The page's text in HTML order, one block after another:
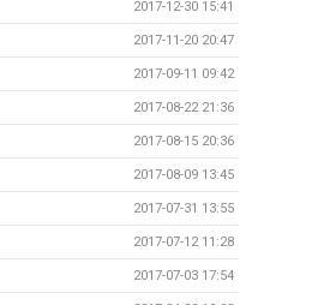
2017-12-30 15:41
2017-11-20 20:47
2017-09-11 09:42
2017-08-22 21:36
2017-08-15 20:36
2017-08-09 13:45
2017-07-31 13:55
2017-07-12 11:28
2017-07-03 17:54